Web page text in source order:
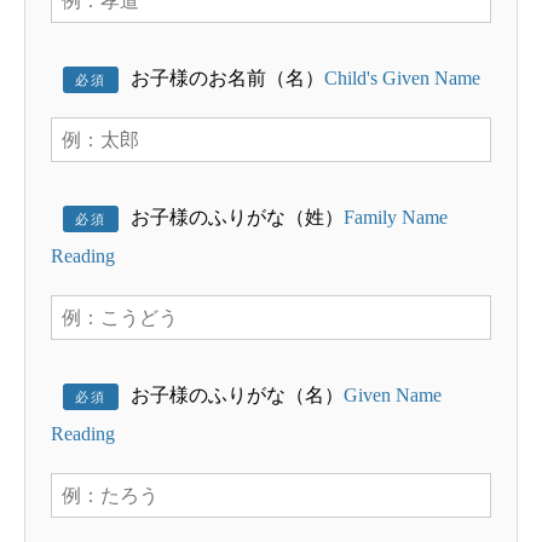
必須 お子様のお名前（名） Child's Given Name
必須 お子様のふりがな（姓） Family Name
Reading
必須 お子様のふりがな（名） Given Name
Reading